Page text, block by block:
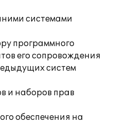
системами
программного
его сопровождения
систем
и наборов прав
обеспечения на